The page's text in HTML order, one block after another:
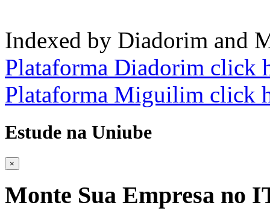
Indexed by Diadorim and
Plataforma Diadorim click
Plataforma Miguilim click
Estude na Uniube
×
Monte Sua Empresa no